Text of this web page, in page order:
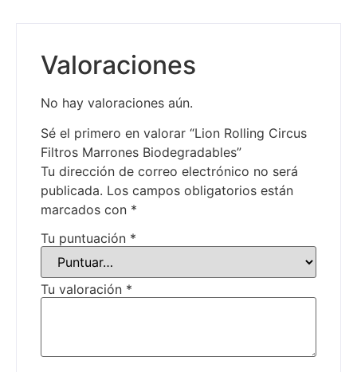
Valoraciones
No hay valoraciones aún.
Sé el primero en valorar “Lion Rolling Circus
Filtros Marrones Biodegradables”
Tu dirección de correo electrónico no será
publicada. Los campos obligatorios están
marcados con *
Tu puntuación *
Tu valoración *